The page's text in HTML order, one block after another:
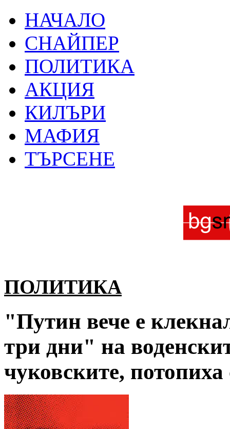
НАЧАЛО
СНАЙПЕР
ПОЛИТИКА
АКЦИЯ
КИЛЪРИ
МАФИЯ
ТЪРСЕНЕ
ПОЛИТИКА
"Путин вече е
три дни" на
чуковските,